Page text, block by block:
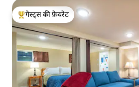
गेस्ट्स का टॉप फ़ेवरेट
गेस्ट्स की फ़ेवरेट